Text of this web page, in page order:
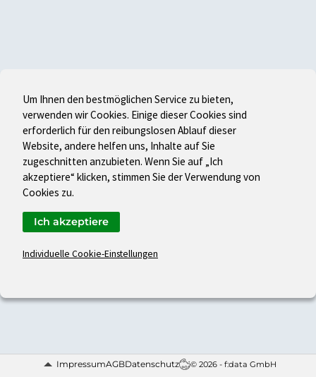
ImpressumAGBDatenschutz © 2026 - f:data GmbH
Um Ihnen den bestmöglichen Service zu bieten,
verwenden wir Cookies. Einige dieser Cookies sind
erforderlich für den reibungslosen Ablauf dieser
Website, andere helfen uns, Inhalte auf Sie
zugeschnitten anzubieten. Wenn Sie auf „Ich
akzeptiere“ klicken, stimmen Sie der Verwendung von
Cookies zu.
Individuelle Cookie-Einstellungen
Ich akzeptiere